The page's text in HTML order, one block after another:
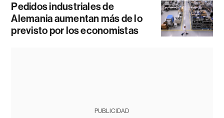
Pedidos industriales de
Alemania aumentan más de lo
previsto por los economistas
PUBLICIDAD